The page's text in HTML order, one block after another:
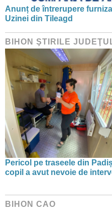
Anunț de întrerupere
Uzinei din Tileagd
BIHON ŞTIRILE
Pericol pe traseele din
copil a avut nevoie de
BIHON CAO